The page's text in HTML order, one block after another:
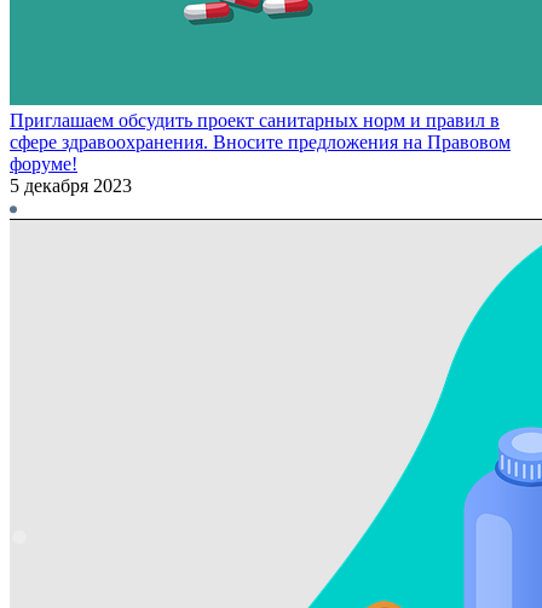
Приглашаем обсудить проект санитарных норм и правил в
сфере здравоохранения. Вносите предложения на Правовом
форуме!
5 декабря 2023